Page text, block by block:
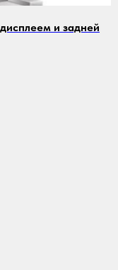
и задней